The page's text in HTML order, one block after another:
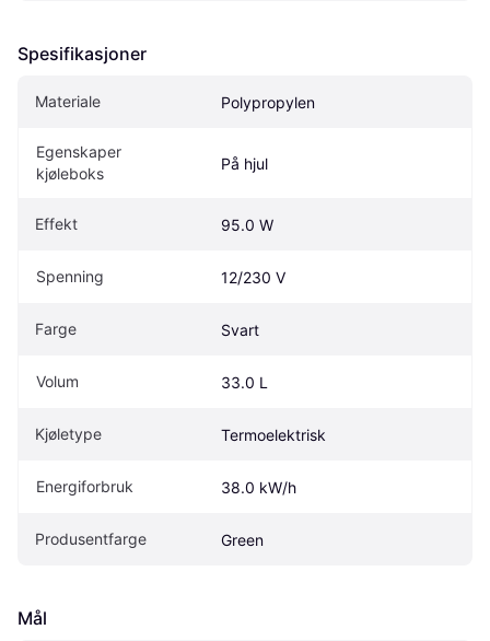
Spesifikasjoner
Materiale Polypropylen
Egenskaper
kjøleboks
På hjul
Effekt 95.0 W
Spenning 12/230 V
Farge Svart
Volum 33.0 L
Kjøletype Termoelektrisk
Energiforbruk 38.0 kW/h
Produsentfarge Green
Mål